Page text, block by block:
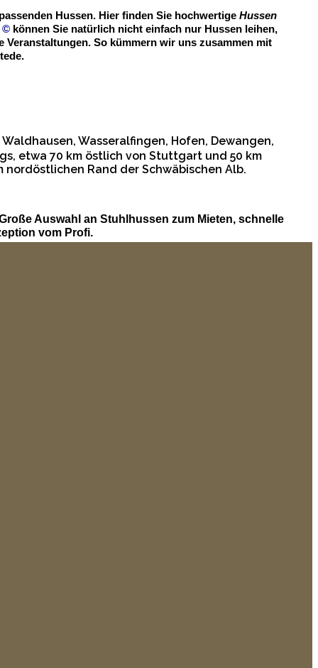
Hussen. Hier finden Sie hochwertige Hussen
© können Sie natürlich nicht einfach nur Hussen leihen,
So kümmern wir uns zusammen mit
Wasseralfingen, Hofen, Dewangen,
etwa 70 km östlich von Stuttgart und 50 km
Rand der Schwäbischen Alb.
Auswahl an Stuhlhussen zum Mieten, schnelle
vom Profi.